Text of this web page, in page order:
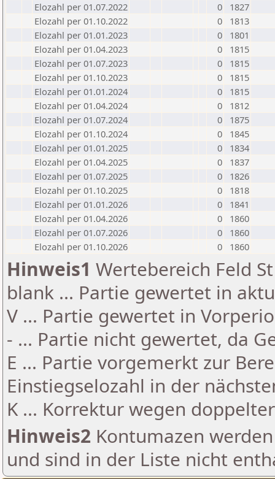
Elozahl per 01.07.2022
0
1827
Elozahl per 01.10.2022
0
1813
Elozahl per 01.01.2023
0
1801
Elozahl per 01.04.2023
0
1815
Elozahl per 01.07.2023
0
1815
Elozahl per 01.10.2023
0
1815
Elozahl per 01.01.2024
0
1815
Elozahl per 01.04.2024
0
1812
Elozahl per 01.07.2024
0
1875
Elozahl per 01.10.2024
0
1845
Elozahl per 01.01.2025
0
1834
Elozahl per 01.04.2025
0
1837
Elozahl per 01.07.2025
0
1826
Elozahl per 01.10.2025
0
1818
Elozahl per 01.01.2026
0
1841
Elozahl per 01.04.2026
0
1860
Elozahl per 01.07.2026
0
1860
Elozahl per 01.10.2026
0 1860
Hinweis1 Wertebereich Feld
blank ... Partie gewertet in
V ... Partie gewertet in
- ... Partie nicht gewertet, da
E ... Partie vorgemerkt zur
Einstiegselozahl in der
K ... Korrektur wegen
Hinweis2 Kontumazen
und sind in der Liste nicht